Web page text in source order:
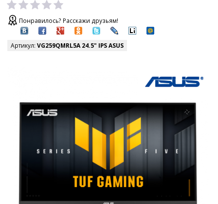
Понравилось? Расскажи друзьям!
Артикул: VG259QMRL5A 24.5" IPS ASUS